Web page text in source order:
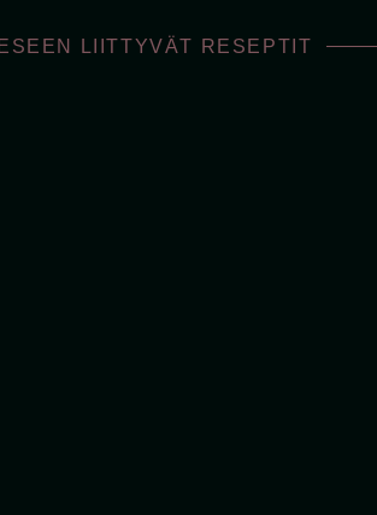
LIITTYVÄT RESEPTIT